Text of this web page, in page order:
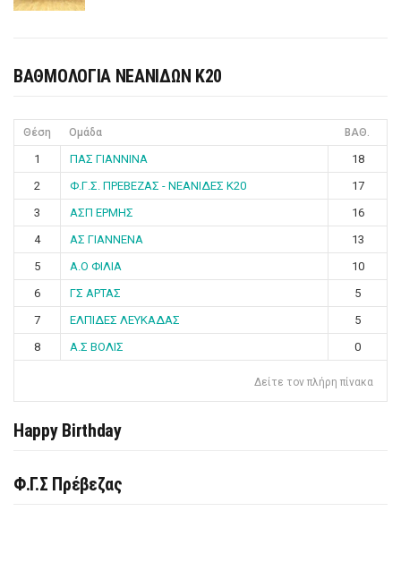
ΒΑΘΜΟΛΟΓΙΑ ΝΕΑΝΙΔΩΝ Κ20
Θέση Ομάδα ΒΑΘ.
1 ΠΑΣ ΓΙΑΝΝΙΝΑ
18
2
Φ.Γ.Σ. ΠΡΕΒΕΖΑΣ - ΝΕΑΝΙΔΕΣ Κ20
17
3
ΑΣΠ ΕΡΜΗΣ
16
4
ΑΣ ΓΙΑΝΝΕΝΑ
13
5
Α.Ο ΦΙΛΙΑ
10
6
ΓΣ ΑΡΤΑΣ
5
7
ΕΛΠΙΔΕΣ ΛΕΥΚΑΔΑΣ
5
8
Α.Σ ΒΟΛΙΣ 0
Δείτε τον πλήρη πίνακα
Happy Birthday
Φ.Γ.Σ Πρέβεζας